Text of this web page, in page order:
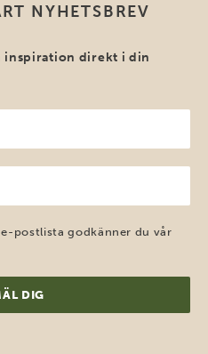
NYHETSBREV
inspiration direkt i din
postlista godkänner du vår